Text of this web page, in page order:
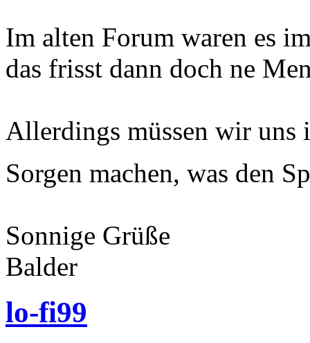
Im alten Forum waren es
das frisst dann doch ne
Allerdings müssen wir
Sorgen machen, was den
Sonnige Grüße
Balder
lo-fi99